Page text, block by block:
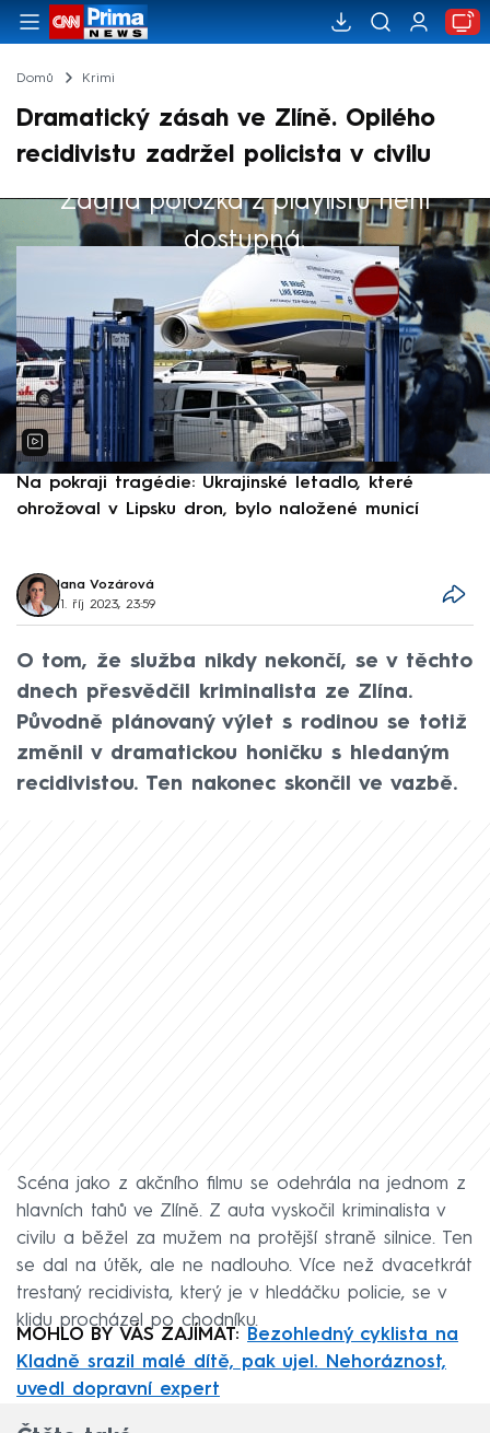
Domů Krimi
Dramatický zásah ve Zlíně. Opilého
recidivistu zadržel policista v civilu
Žádná položka z playlistu není
dostupná.
Výběr redakce
Na pokraji tragédie: Ukrajinské letadlo, které
ohrožoval v Lipsku dron, bylo naložené municí
Jana Vozárová
11. říj 2023, 23:59
O tom, že služba nikdy nekončí, se v těchto
dnech přesvědčil kriminalista ze Zlína.
Původně plánovaný výlet s rodinou se totiž
změnil v dramatickou honičku s hledaným
recidivistou. Ten nakonec skončil ve vazbě.
Scéna jako z akčního filmu se odehrála na jednom z
hlavních tahů ve Zlíně. Z auta vyskočil kriminalista v
civilu a běžel za mužem na protější straně silnice. Ten
se dal na útěk, ale ne nadlouho. Více než dvacetkrát
trestaný recidivista, který je v hledáčku policie, se v
klidu procházel po chodníku.
MOHLO BY VÁS ZAJÍMAT:
Bezohledný cyklista na
Kladně srazil malé dítě, pak ujel. Nehoráznost,
uvedl dopravní expert